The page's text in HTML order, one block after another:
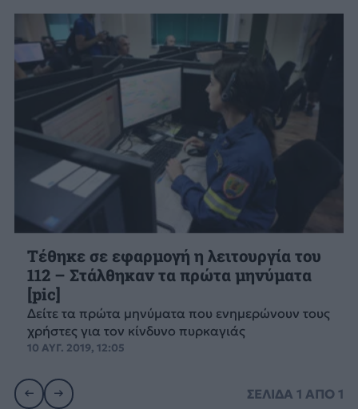
Τέθηκε σε εφαρμογή η λειτουργία του
112 – Στάλθηκαν τα πρώτα μηνύματα
[pic]
Δείτε τα πρώτα μηνύματα που ενημερώνουν τους
χρήστες για τον κίνδυνο πυρκαγιάς
10 ΑΥΓ. 2019, 12:05
ΣΕΛΙΔΑ1 ΑΠΟ1